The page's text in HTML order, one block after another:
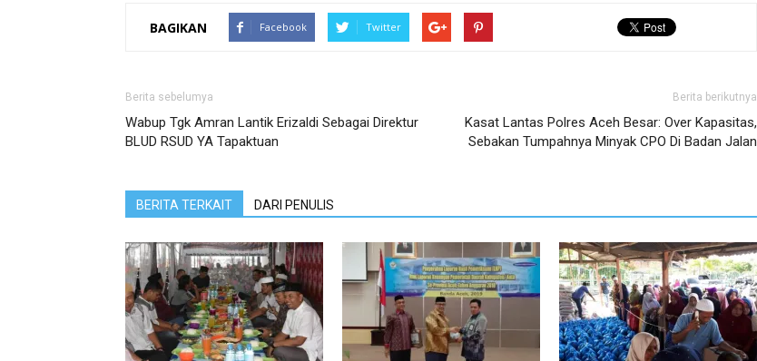
BAGIKAN Facebook Twitter
Berita sebelumya
Wabup Tgk Amran Lantik Erizaldi Sebagai Direktur
BLUD RSUD YA Tapaktuan
Berita berikutnya
Kasat Lantas Polres Aceh Besar: Over Kapasitas,
Sebakan Tumpahnya Minyak CPO Di Badan Jalan
BERITA TERKAIT DARI PENULIS